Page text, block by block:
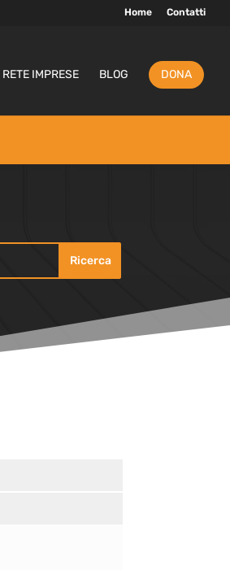
Home Contatti
RETE IMPRESE BLOG DONA